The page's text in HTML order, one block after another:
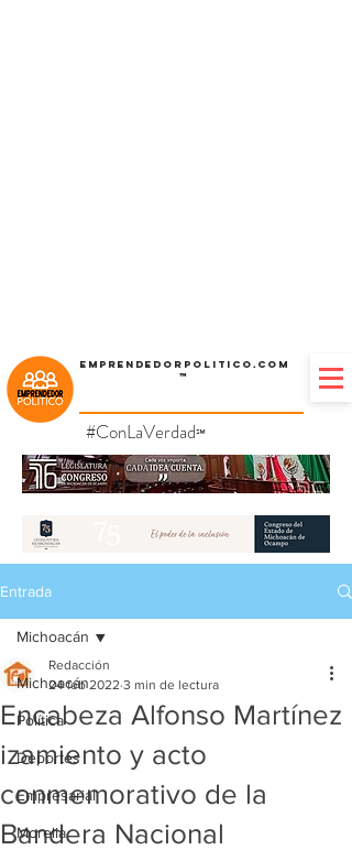
Emprendedorpolitico.com
™
#ConLaVerdad℠
Entrada
Michoacán
Política
Deportes
Empresarial
Morelia
Michoacán
Encabeza Alfonso Martínez
izamiento y acto
conmemorativo de la
Bandera Nacional
Redacción
24 feb 2022 3 min de lectura